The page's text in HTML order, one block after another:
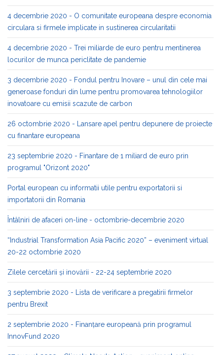
4 decembrie 2020 - O comunitate europeana despre economia
circulara si firmele implicate in sustinerea circularitatii
4 decembrie 2020 - Trei miliarde de euro pentru mentinerea
locurilor de munca periclitate de pandemie
3 decembrie 2020 - Fondul pentru Inovare – unul din cele mai
generoase fonduri din lume pentru promovarea tehnologiilor
inovatoare cu emisii scazute de carbon
26 octombrie 2020 - Lansare apel pentru depunere de proiecte
cu finantare europeana
23 septembrie 2020 - Finantare de 1 miliard de euro prin
programul "Orizont 2020"
Portal european cu informatii utile pentru exportatorii si
importatorii din Romania
Întâlniri de afaceri on-line - octombrie-decembrie 2020
“Industrial Transformation Asia Pacific 2020” – eveniment virtual
20-22 octombrie 2020
Zilele cercetării și inovării - 22-24 septembrie 2020
3 septembrie 2020 - Lista de verificare a pregatirii firmelor
pentru Brexit
2 septembrie 2020 - Finanțare europeană prin programul
InnovFund 2020